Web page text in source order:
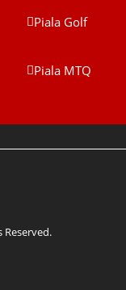
Piala Golf
Piala MTQ